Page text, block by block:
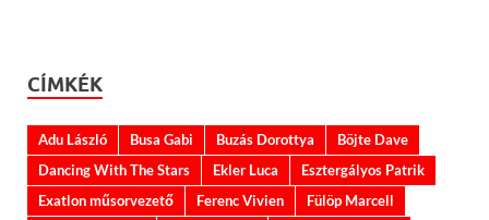
CÍMKÉK
Adu László Busa Gabi Buzás Dorottya
Böjte Dave
Dancing With The Stars
Ekler Luca
Esztergályos Patrik
Exatlon műsorvezető
Ferenc Vivien
Fülöp Marcell